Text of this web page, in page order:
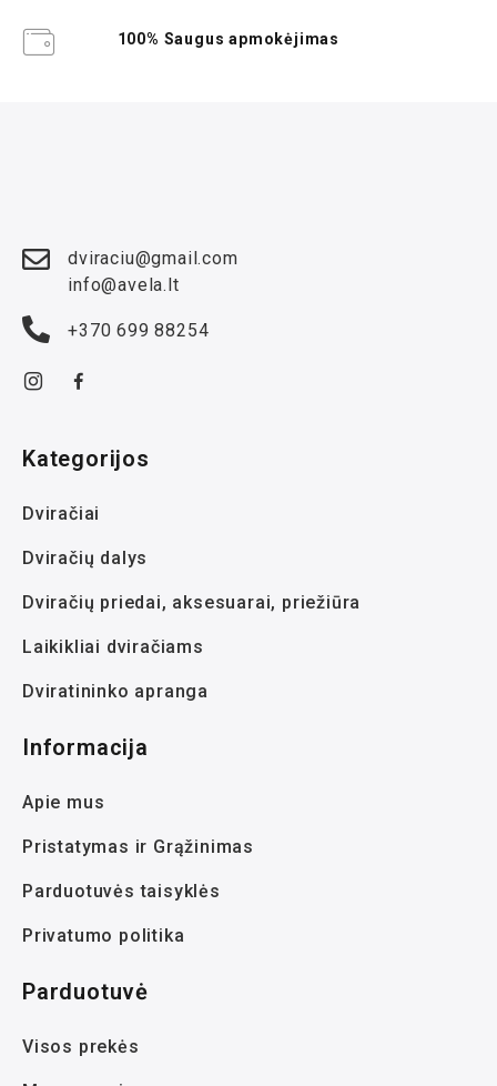
100% Saugus apmokėjimas
dviraciu@gmail.com
info@avela.lt
+370 699 88254
Kategorijos
Dviračiai
Dviračių dalys
Dviračių priedai, aksesuarai, priežiūra
Laikikliai dviračiams
Dviratininko apranga
Informacija
Apie mus
Pristatymas ir Grąžinimas
Parduotuvės taisyklės
Privatumo politika
Parduotuvė
Visos prekės